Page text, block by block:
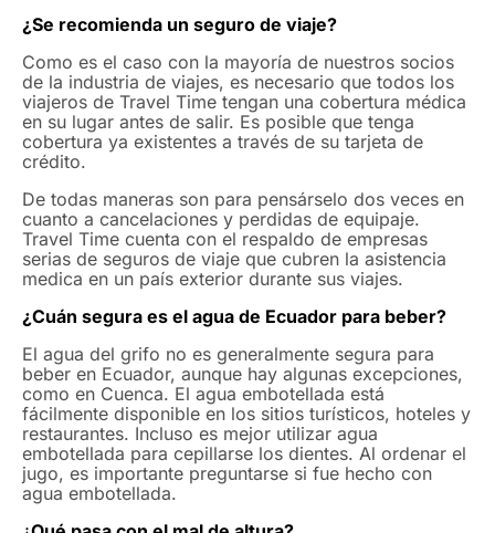
¿Se recomienda un seguro de viaje?
Como es el caso con la mayoría de nuestros socios
de la industria de viajes, es necesario que todos los
viajeros de Travel Time tengan una cobertura médica
en su lugar antes de salir. Es posible que tenga
cobertura ya existentes a través de su tarjeta de
crédito.
De todas maneras son para pensárselo dos veces en
cuanto a cancelaciones y perdidas de equipaje.
Travel Time cuenta con el respaldo de empresas
serias de seguros de viaje que cubren la asistencia
medica en un país exterior durante sus viajes.
¿Cuán segura es el agua de Ecuador para beber?
El agua del grifo no es generalmente segura para
beber en Ecuador, aunque hay algunas excepciones,
como en Cuenca. El agua embotellada está
fácilmente disponible en los sitios turísticos, hoteles y
restaurantes. Incluso es mejor utilizar agua
embotellada para cepillarse los dientes. Al ordenar el
jugo, es importante preguntarse si fue hecho con
agua embotellada.